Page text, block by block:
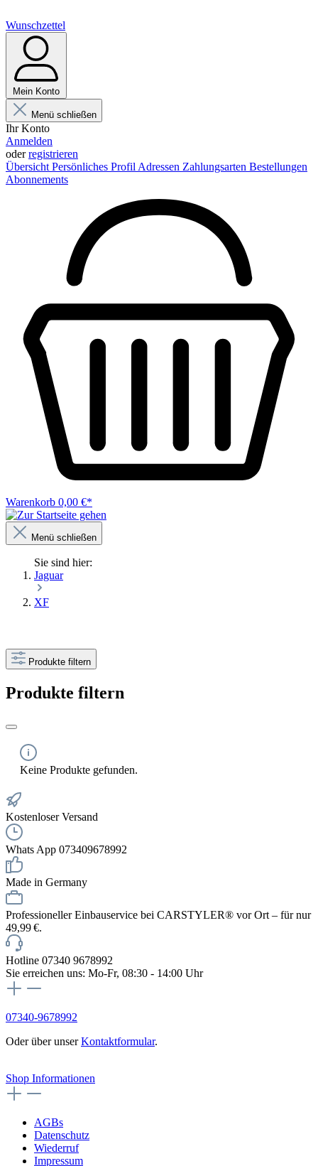
Wunschzettel
Mein Konto
Menü schließen
Ihr Konto
Anmelden
oderregistrieren
Übersicht Persönliches Profil Adressen Zahlungsarten Bestellungen
Abonnements
Warenkorb 0,00 €*
Menü schließen
Sie sind hier:
Jaguar
XF
Produkte filtern
Produkte filtern
Keine Produkte gefunden.
Kostenloser Versand
Whats App 073409678992
Made in Germany
Professioneller Einbauservice bei CARSTYLER® vor Ort – für nur
49,99 €.
Hotline 07340 9678992
Sie erreichen uns: Mo-Fr, 08:30 - 14:00 Uhr
07340-9678992
Oder über unserKontaktformular.
Shop Informationen
AGBs
Datenschutz
Wiederruf
Impressum